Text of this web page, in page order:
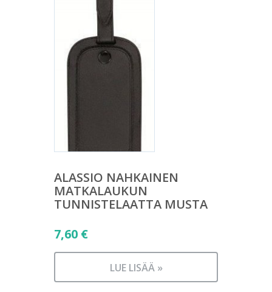
ALASSIO NAHKAINEN
MATKALAUKUN
TUNNISTELAATTA MUSTA
7,60 €
LUE LISÄÄ »